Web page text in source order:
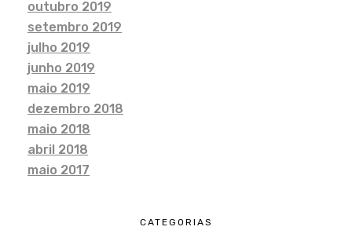
outubro 2019
setembro 2019
julho 2019
junho 2019
maio 2019
dezembro 2018
maio 2018
abril 2018
maio 2017
CATEGORIAS